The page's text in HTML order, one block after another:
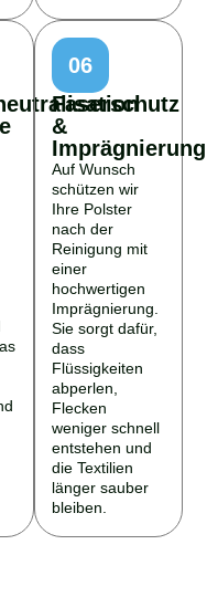
06
Faserschutz
&
Imprägnierung
Auf Wunsch
schützen wir
Ihre Polster
nach der
Reinigung mit
einer
hochwertigen
Imprägnierung.
Sie sorgt dafür,
dass
Flüssigkeiten
abperlen,
Flecken
weniger schnell
entstehen und
die Textilien
länger sauber
bleiben.